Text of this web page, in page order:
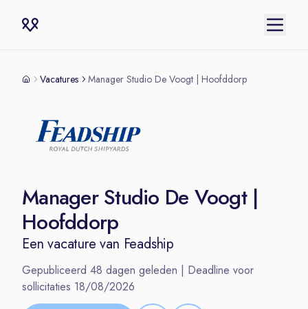
Vacatures Manager Studio De Voogt | Hoofddorp
Manager Studio De Voogt |
Hoofddorp
Een vacature van Feadship
Gepubliceerd 48 dagen geleden | Deadline voor
sollicitaties 18/08/2026